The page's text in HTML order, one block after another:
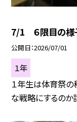
7/1 ６限目の
公開日 2026/07/01
１年
１年生は体育祭の
な戦略にするのか